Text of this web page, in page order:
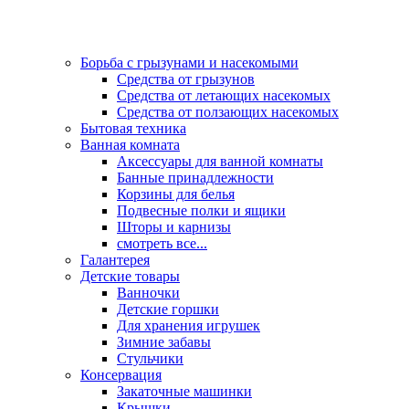
Борьба с грызунами и насекомыми
Средства от грызунов
Средства от летающих насекомых
Средства от ползающих насекомых
Бытовая техника
Ванная комната
Аксессуары для ванной комнаты
Банные принадлежности
Корзины для белья
Подвесные полки и ящики
Шторы и карнизы
смотреть все...
Галантерея
Детские товары
Ванночки
Детские горшки
Для хранения игрушек
Зимние забавы
Стульчики
Консервация
Закаточные машинки